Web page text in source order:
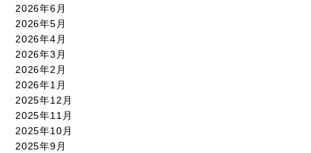
2026年6月
2026年5月
2026年4月
2026年3月
2026年2月
2026年1月
2025年12月
2025年11月
2025年10月
2025年9月